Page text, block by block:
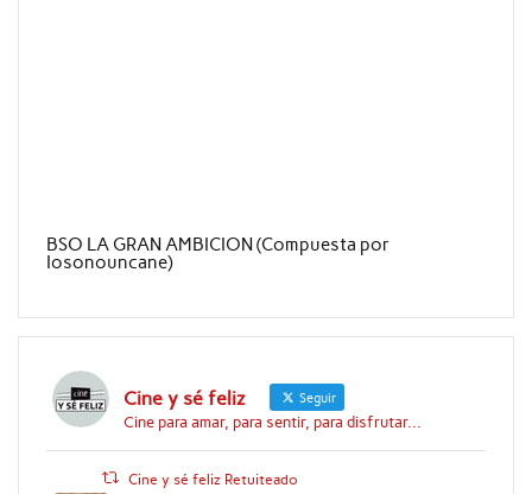
BSO LA GRAN AMBICION (Compuesta por
Iosonouncane)
Cine y sé feliz Seguir
Cine para amar, para sentir, para disfrutar...
Cine y sé feliz Retuiteado